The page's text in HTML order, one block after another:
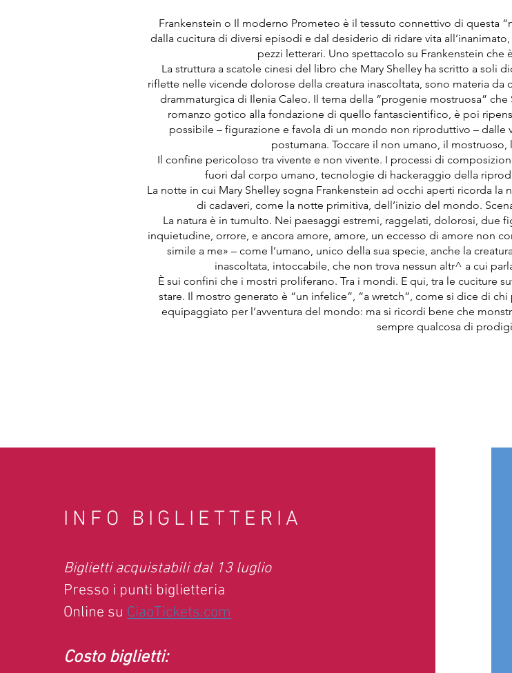
Frankenstein o Il moderno Prometeo è il tessuto connettivo di questa
dalla cucitura di diversi episodi e dal desiderio di ridare vita
pezzi letterari. Uno spettacolo su Frankenstein che
La struttura a scatole cinesi del libro che Mary Shelley ha scritto a soli
riflette nelle vicende dolorose della creatura inascoltata, sono materia
drammaturgica di Ilenia Caleo. Il tema della “progenie mostruosa”
romanzo gotico alla fondazione di quello fantascientifico, è poi
possibile – figurazione e favola di un mondo non riproduttivo –
postumana. Toccare il non umano, il mostruoso,
Il confine pericoloso tra vivente e non vivente. I processi di
fuori dal corpo umano, tecnologie di hackeraggio della
La notte in cui Mary Shelley sogna Frankenstein ad occhi aperti ricorda
di cadaveri, come la notte primitiva, dell’inizio del mondo.
La natura è in tumulto. Nei paesaggi estremi, raggelati, dolorosi, due
inquietudine, orrore, e ancora amore, amore, un eccesso di amore non
simile a me» – come l’umano, unico della sua specie, anche la
inascoltata, intoccabile, che non trova nessun altr^ a cui
È sui confini che i mostri proliferano. Tra i mondi. E qui, tra le cuciture
stare. Il mostro generato è “un infelice”, “a wretch”, come si dice di
equipaggiato per l’avventura del mondo: ma si ricordi bene che
sempre qualcosa di
INFO BIGLIETTERIA
Biglietti acquistabili dal 13 luglio
Presso i punti biglietteria
Online su CiaoTickets.com
Costo biglietti: